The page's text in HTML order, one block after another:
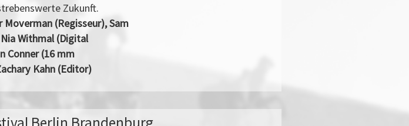
Zukunft.
(Regisseur), Sam
Withmal (Digital
Conner (16 mm
Kahn (Editor)
Berlin Brandenburg